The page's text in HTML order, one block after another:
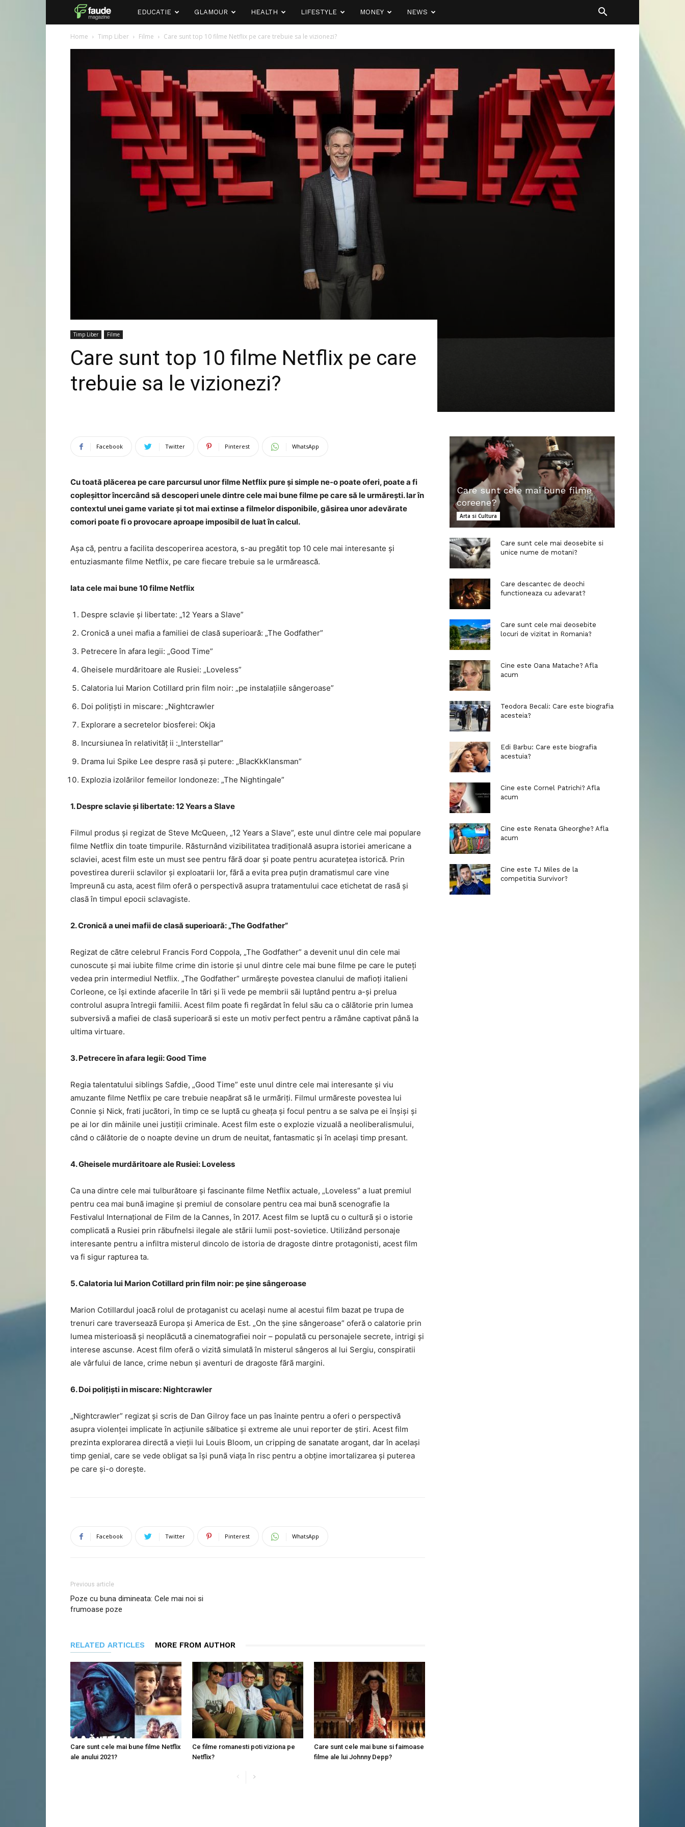
Faude
EDUCATIE GLAMOUR HEALTH LIFESTYLE MONEY NEWS
Home Timp Liber Filme Care sunt top 10 filme Netflix pe care trebuie sa le vizionezi?
Timp Liber Filme
Care sunt top 10 filme Netflix pe care
trebuie sa le vizionezi?
Facebook Twitter Pinterest WhatsApp
Cu toată plăcerea pe care parcursul unor filme Netflix pure și simple ne-o poate oferi, poate a fi
copleșittor încercând să descoperi unele dintre cele mai bune filme pe care să le urmărești. Iar în
contextul unei game variate și tot mai extinse a filmelor disponibile, găsirea unor adevărate
comori poate fi o provocare aproape imposibil de luat în calcul.
Așa că, pentru a facilita descoperirea acestora, s-au pregătit top 10 cele mai interesante și
entuziasmante filme Netflix, pe care fiecare trebuie sa le urmărească.
Iata cele mai bune 10 filme Netflix
Despre sclavie și libertate: „12 Years a Slave”
Cronică a unei mafia a familiei de clasă superioară: „The Godfather”
Petrecere în afara legii: „Good Time”
Gheisele murdăritoare ale Rusiei: „Loveless”
Calatoria lui Marion Cotillard prin film noir: „pe instalațiile sângeroase”
Doi polițiști in miscare: „Nightcrawler
Explorare a secretelor biosferei: Okja
Incursiunea în relativităț ii :„Interstellar”
Drama lui Spike Lee despre rasă și putere: „BlacKkKlansman”
Explozia izolărilor femeilor londoneze: „The Nightingale”
1. Despre sclavie și libertate: 12 Years a Slave
Filmul produs și regizat de Steve McQueen, „12 Years a Slave”, este unul dintre cele mai populare
filme Netflix din toate timpurile. Răsturnând vizibilitatea tradițională asupra istoriei americane a
sclaviei, acest film este un must see pentru fãrã doar și poate pentru acuratețea istorică. Prin
povestirea durerii sclavilor și exploatarii lor, fãrã a evita prea puțin dramatismul care vine
împreunã cu asta, acest film oferă o perspectivã asupra tratamentului cace etichetat de rasã și
clasã în timpul epocii sclavagiste.
2. Cronică a unei mafii de clasă superioară: „The Godfather”
Regizat de cãtre celebrul Francis Ford Coppola, „The Godfather” a devenit unul din cele mai
cunoscute și mai iubite filme crime din istorie și unul dintre cele mai bune filme pe care le puteți
vedea prin intermediul Netflix. „The Godfather” urmãrește povestea clanului de mafioți italieni
Corleone, ce își extinde afacerile în tãri și îi vede pe membrii sãi luptând pentru a-și prelua
controlul asupra întregii familii. Acest film poate fi regãrdat în felul sãu ca o cãlãtorie prin lumea
subversivã a mafiei de clasã superioarã si este un motiv perfect pentru a rãmâne captivat pânã la
ultima virtuare.
3. Petrecere în afara legii: Good Time
Regia talentatului siblings Safdie, „Good Time” este unul dintre cele mai interesante și viu
amuzante filme Netflix pe care trebuie neapãrat sã le urmãriți. Filmul urmãreste povestea lui
Connie și Nick, frati jucãtori, în timp ce se luptã cu gheața și focul pentru a se salva pe ei înșiși și
pe ai lor din mâinile unei justiții criminale. Acest film este o explozie vizualã a neoliberalismului,
când o călătorie de o noapte devine un drum de neuitat, fantasmatic și în același timp presant.
4. Gheisele murdăritoare ale Rusiei: Loveless
Ca una dintre cele mai tulburătoare și fascinante filme Netflix actuale, „Loveless” a luat premiul
pentru cea mai bunã imagine și premiul de consolare pentru cea mai bunã scenografie la
Festivalul Internațional de Film de la Cannes, în 2017. Acest film se luptã cu o culturã și o istorie
complicatã a Rusiei prin rãbufnelsi ilegale ale stãrii lumii post-sovietice. Utilizând personaje
interesante pentru a infiltra misterul dincolo de istoria de dragoste dintre protagonisti, acest film
va fi sigur rapturea ta.
5. Calatoria lui Marion Cotillard prin film noir: pe șine sângeroase
Marion Cotillardul joacã rolul de protaganist cu același nume al acestui film bazat pe trupa de
trenuri care traverseazã Europa și America de Est. „On the șine sângeroase” oferă o calatorie prin
lumea misterioasã și neoplãcutã a cinematografiei noir – populatã cu personajele secrete, intrigi și
interese ascunse. Acest film oferã o vizită simulatã în misterul sângeros al lui Sergiu, conspiratii
ale vârfului de lance, crime nebun și aventuri de dragoste fãrã margini.
6. Doi polițiști in miscare: Nightcrawler
„Nightcrawler” regizat și scris de Dan Gilroy face un pas înainte pentru a oferi o perspectivă
asupra violenței implicate în acțiunile sălbatice și extreme ale unui reporter de știri. Acest film
prezinta explorarea directã a vieții lui Louis Bloom, un cripping de sanatate arogant, dar în același
timp genial, care se vede obligat sa își punã viața în risc pentru a obține imortalizarea și puterea
pe care și-o dorește.
Facebook Twitter Pinterest WhatsApp
Previous article
Poze cu buna dimineata: Cele mai noi si
frumoase poze
RELATED ARTICLES MORE FROM AUTHOR
Care sunt cele mai bune filme Netflix
ale anului 2021?
Ce filme romanesti poti viziona pe
Netflix?
Care sunt cele mai bune si faimoase
filme ale lui Johnny Depp?
Care sunt cele mai bune filme
coreene?
Arta si Cultura
Care sunt cele mai deosebite si
unice nume de motani?
Care descantec de deochi
functioneaza cu adevarat?
Care sunt cele mai deosebite
locuri de vizitat in Romania?
Cine este Oana Matache? Afla
acum
Teodora Becali: Care este biografia
acesteia?
Edi Barbu: Care este biografia
acestuia?
Cine este Cornel Patrichi? Afla
acum
Cine este Renata Gheorghe? Afla
acum
Cine este TJ Miles de la
competitia Survivor?